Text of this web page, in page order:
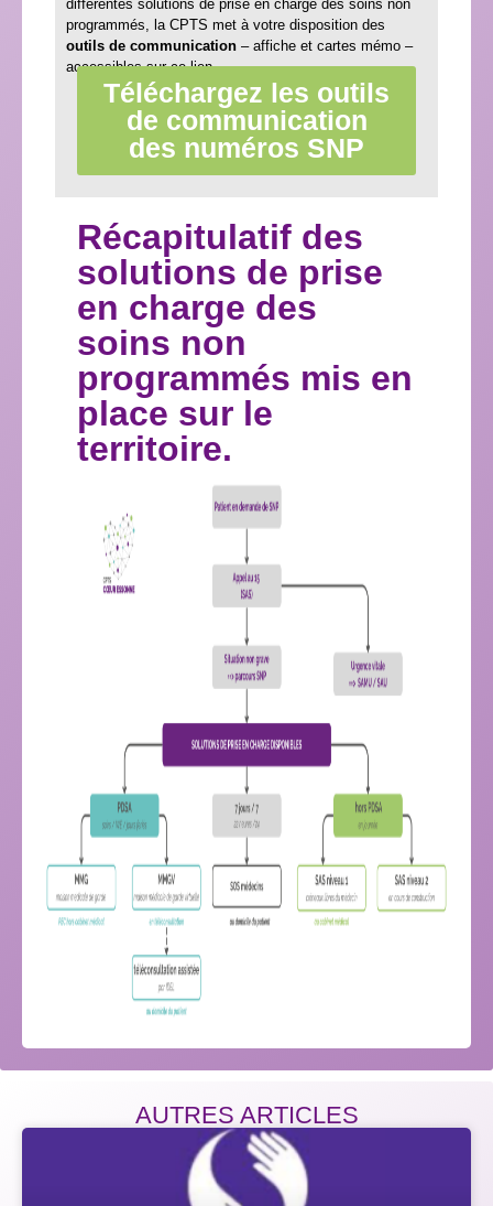
différentes solutions de prise en charge des soins non
programmés, la CPTS met à votre disposition des
outils de communication – affiche et cartes mémo –
accessibles sur ce lien.
Téléchargez les outils
de communication
des numéros SNP
Récapitulatif des
solutions de prise
en charge des
soins non
programmés mis en
place sur le
territoire.
AUTRES ARTICLES